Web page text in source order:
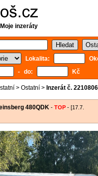
Moje inzeráty
Lokalita:
- do: Kč
> Ostatní > Inzerát č.
480QDK - TOP - [17.7.